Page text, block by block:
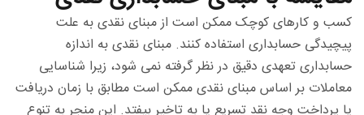
کسب و کارهای کوچک ممکن است از مبنای نقدی به علت
پیچیدگی حسابداری استفاده کنند. مبنای نقدی به اندازه
حسابداری تعهدی دقیق در نظر گرفته نمی شود، زیرا شناسایی
معاملات بر اساس مبنای نقدی ممکن است مطابق با زمان دریافت
یا پرداخت وجه نقد تسریع یا به تاخیر بیفتد. این منجر به تنوع